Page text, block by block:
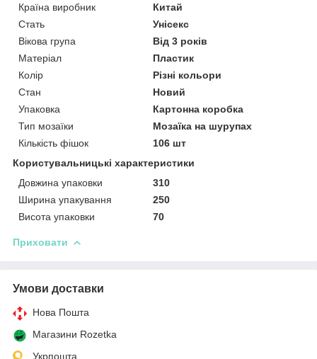
Країна виробник
Китай
Стать
Унісекс
Вікова група
Від 3 років
Матеріал
Пластик
Колір
Різні кольори
Стан
Новий
Упаковка
Картонна коробка
Тип мозаїки
Мозаїка на шурупах
Кількість фішок
106 шт
Користувальницькі характеристики
Довжина упаковки
310
Ширина упакування
250
Висота упаковки
70
Приховати
Умови доставки
Нова Пошта
Магазини Rozetka
Укрпошта